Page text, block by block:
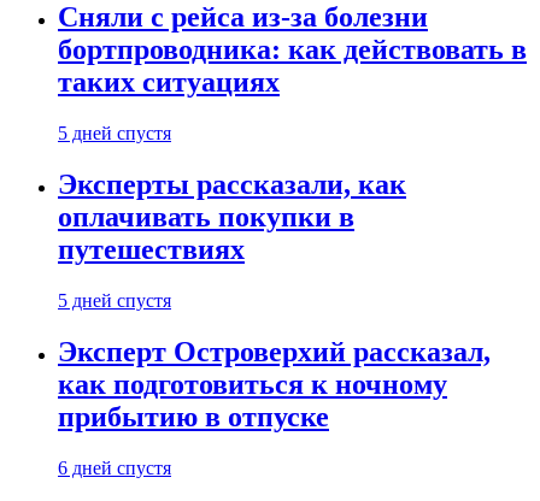
Сняли с рейса из-за болезни
бортпроводника: как действовать в
таких ситуациях
5 дней спустя
Эксперты рассказали, как
оплачивать покупки в
путешествиях
5 дней спустя
Эксперт Островерхий рассказал,
как подготовиться к ночному
прибытию в отпуске
6 дней спустя